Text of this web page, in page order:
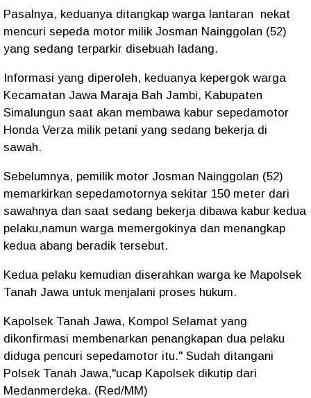
Pasalnya, keduanya ditangkap warga lantaran nekat
mencuri sepeda motor milik Josman Nainggolan (52)
yang sedang terparkir disebuah ladang.
Informasi yang diperoleh, keduanya kepergok warga
Kecamatan Jawa Maraja Bah Jambi, Kabupaten
Simalungun saat akan membawa kabur sepedamotor
Honda Verza milik petani yang sedang bekerja di
sawah.
Sebelumnya, pemilik motor Josman Nainggolan (52)
memarkirkan sepedamotornya sekitar 150 meter dari
sawahnya dan saat sedang bekerja dibawa kabur kedua
pelaku,namun warga memergokinya dan menangkap
kedua abang beradik tersebut.
Kedua pelaku kemudian diserahkan warga ke Mapolsek
Tanah Jawa untuk menjalani proses hukum.
Kapolsek Tanah Jawa, Kompol Selamat yang
dikonfirmasi membenarkan penangkapan dua pelaku
diduga pencuri sepedamotor itu." Sudah ditangani
Polsek Tanah Jawa,"ucap Kapolsek dikutip dari
Medanmerdeka. (Red/MM)